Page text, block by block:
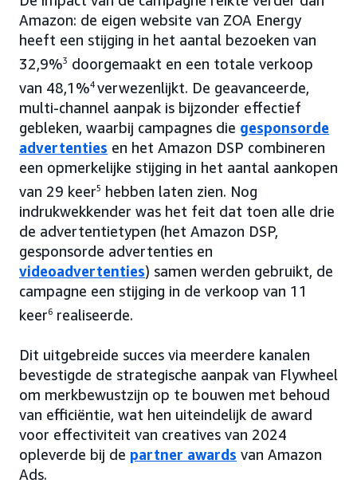
Amazon: de eigen website van ZOA Energy
heeft een stijging in het aantal bezoeken van
32,9%3 doorgemaakt en een totale verkoop
van 48,1%4 verwezenlijkt. De geavanceerde,
multi-channel aanpak is bijzonder effectief
gebleken, waarbij campagnes die gesponsorde
advertenties en het Amazon DSP combineren
een opmerkelijke stijging in het aantal aankopen
van 29 keer5 hebben laten zien. Nog
indrukwekkender was het feit dat toen alle drie
de advertentietypen (het Amazon DSP,
gesponsorde advertenties en
videoadvertenties) samen werden gebruikt, de
campagne een stijging in de verkoop van 11
keer6 realiseerde.
Dit uitgebreide succes via meerdere kanalen
bevestigde de strategische aanpak van Flywheel
om merkbewustzijn op te bouwen met behoud
van efficiëntie, wat hen uiteindelijk de award
voor effectiviteit van creatives van 2024
opleverde bij de partner awards van Amazon
Ads.